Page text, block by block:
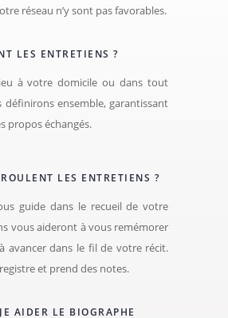
réseau n’y sont pas favorables.
LES ENTRETIENS ?
à votre domicile ou dans tout
ensemble, garantissant
propos échangés.
LES ENTRETIENS ?
guide dans le recueil de votre
vous aideront à vous remémorer
avancer dans le fil de votre récit.
et prend des notes.
AIDER LE BIOGRAPHE